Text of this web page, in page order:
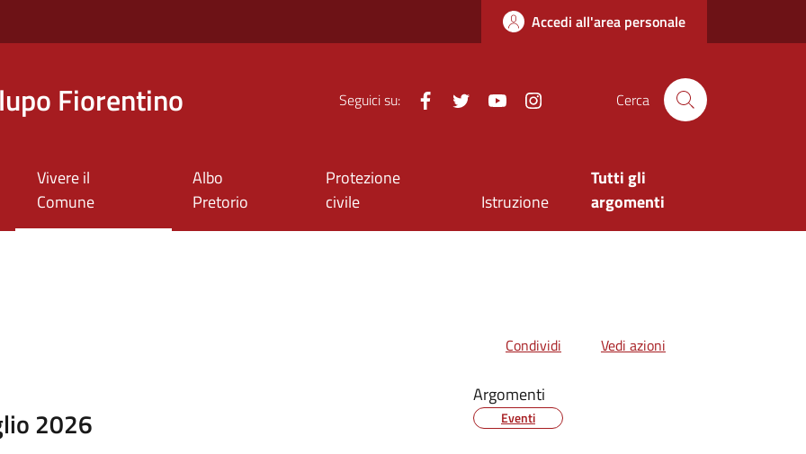
Accedi all'area personale
Fiorentino Seguici su: FacebookTwitter Youtube Cerca
Vivere il
Comune
Albo
Pretorio
Protezione
civile
Istruzione
Tutti gli
argomenti
2026
Condividi Vedi azioni
Argomenti
Eventi